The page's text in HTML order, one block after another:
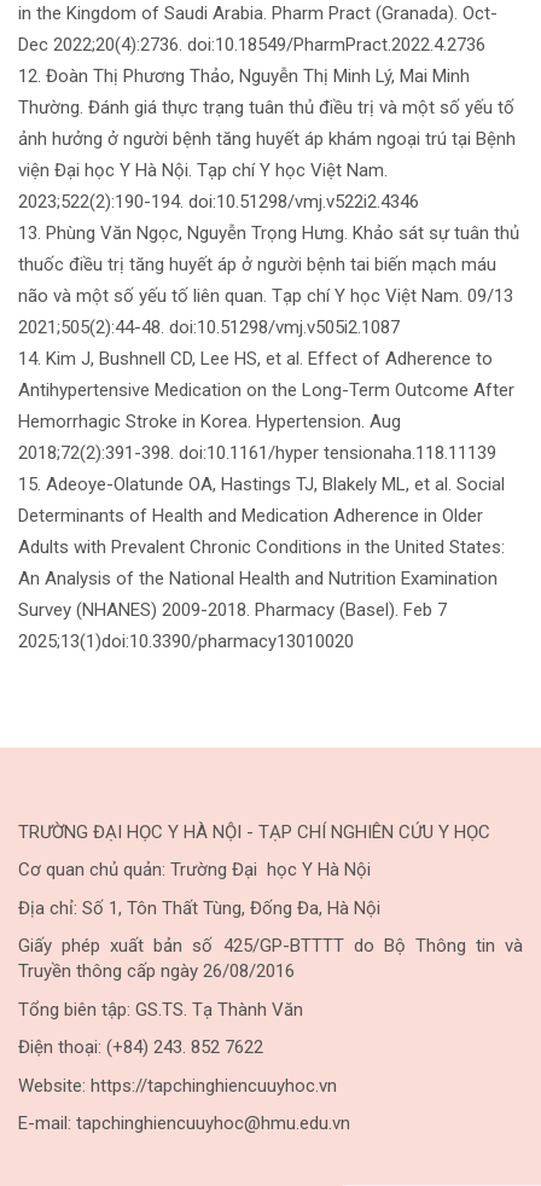
in the Kingdom of Saudi Arabia. Pharm Pract (Granada). Oct-
Dec 2022;20(4):2736. doi:10.18549/PharmPract.2022.4.2736
12. Đoàn Thị Phương Thảo, Nguyễn Thị Minh Lý, Mai Minh
Thường. Đánh giá thực trạng tuân thủ điều trị và một số yếu tố
ảnh hưởng ở người bệnh tăng huyết áp khám ngoại trú tại Bệnh
viện Đại học Y Hà Nội. Tạp chí Y học Việt Nam.
2023;522(2):190-194. doi:10.51298/vmj.v522i2.4346
13. Phùng Văn Ngọc, Nguyễn Trọng Hưng. Khảo sát sự tuân thủ
thuốc điều trị tăng huyết áp ở người bệnh tai biến mạch máu
não và một số yếu tố liên quan. Tạp chí Y học Việt Nam. 09/13
2021;505(2):44-48. doi:10.51298/vmj.v505i2.1087
14. Kim J, Bushnell CD, Lee HS, et al. Effect of Adherence to
Antihypertensive Medication on the Long-Term Outcome After
Hemorrhagic Stroke in Korea. Hypertension. Aug
2018;72(2):391-398. doi:10.1161/hyper tensionaha.118.11139
15. Adeoye-Olatunde OA, Hastings TJ, Blakely ML, et al. Social
Determinants of Health and Medication Adherence in Older
Adults with Prevalent Chronic Conditions in the United States:
An Analysis of the National Health and Nutrition Examination
Survey (NHANES) 2009-2018. Pharmacy (Basel). Feb 7
2025;13(1)doi:10.3390/pharmacy13010020
TRƯỜNG ĐẠI HỌC Y HÀ NỘI - TẠP CHÍ NGHIÊN CỨU Y HỌC
Cơ quan chủ quản: Trường Đại học Y Hà Nội
Địa chỉ: Số 1, Tôn Thất Tùng, Đống Đa, Hà Nội
Giấy phép xuất bản số 425/GP-BTTTT do Bộ Thông tin và
Truyền thông cấp ngày 26/08/2016
Tổng biên tập: GS.TS. Tạ Thành Văn
Điện thoại: (+84) 243. 852 7622
Website: https://tapchinghiencuuyhoc.vn
E-mail: tapchinghiencuuyhoc@hmu.edu.vn